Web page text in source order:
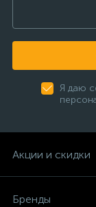
Я даю
Акции и скидки
Бренды